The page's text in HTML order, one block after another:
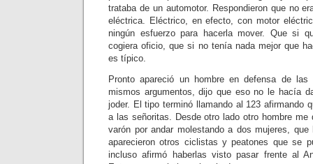
trataba de un automotor. Respondieron que no
eléctrica. Eléctrico, en efecto, con motor
ningún esfuerzo para hacerla mover. Que si
cogiera oficio, que si no tenía nada mejor que
es típico.
Pronto apareció un hombre en defensa de
mismos argumentos, dijo que eso no le hacía
joder. El tipo terminó llamando al 123 afirmando
a las señoritas. Desde otro lado otro hombre
varón por andar molestando a dos mujeres,
aparecieron otros ciclistas y peatones que se
incluso afirmó haberlas visto pasar frente al